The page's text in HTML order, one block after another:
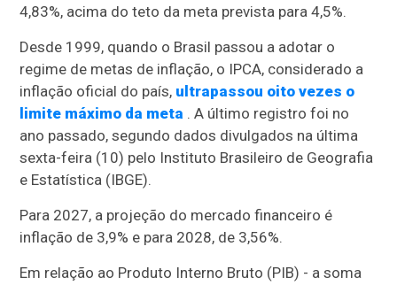
4,83%, acima do teto da meta prevista para 4,5%.
Desde 1999, quando o Brasil passou a adotar o
regime de metas de inflação, o IPCA, considerado a
inflação oficial do país, ultrapassou oito vezes o
limite máximo da meta . A último registro foi no
ano passado, segundo dados divulgados na última
sexta-feira (10) pelo Instituto Brasileiro de Geografia
e Estatística (IBGE).
Para 2027, a projeção do mercado financeiro é
inflação de 3,9% e para 2028, de 3,56%.
Em relação ao Produto Interno Bruto (PIB) - a soma